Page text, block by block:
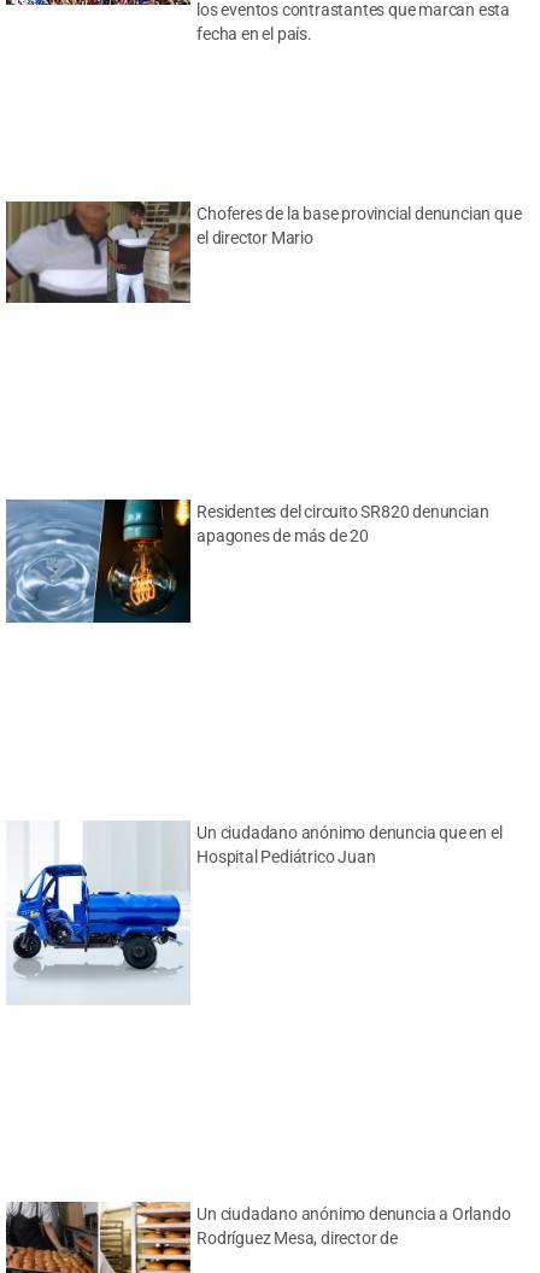
los eventos contrastantes que marcan esta
fecha en el país.
Choferes de la base provincial denuncian que
el director Mario
Residentes del circuito SR820 denuncian
apagones de más de 20
Un ciudadano anónimo denuncia que en el
Hospital Pediátrico Juan
Un ciudadano anónimo denuncia a Orlando
Rodríguez Mesa, director de